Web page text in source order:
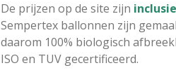
De prijzen op de site zijn
Sempertex ballonnen zijn
daarom 100% biologisch
ISO en TUV gecertificeerd.